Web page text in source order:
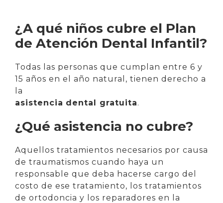
¿A qué niños cubre el Plan
de Atención Dental Infantil?
Todas las personas que cumplan entre 6 y
15 años en el año natural, tienen derecho a
la
asistencia dental gratuita.
¿Qué asistencia no cubre?
Aquellos tratamientos necesarios por causa
de traumatismos cuando haya un
responsable que deba hacerse cargo del
costo de ese tratamiento, los tratamientos
de ortodoncia y los reparadores en la